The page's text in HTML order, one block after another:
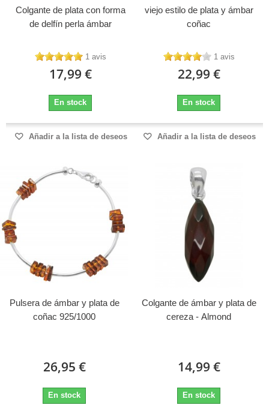
Colgante de plata con forma
de delfín perla ámbar
1 avis
17,99 €
En stock
Añadir a la lista de deseos
viejo estilo de plata y ámbar
coñac
1 avis
22,99 €
En stock
Añadir a la lista de deseos
Pulsera de ámbar y plata de
coñac 925/1000
26,95 €
En stock
Colgante de ámbar y plata de
cereza - Almond
14,99 €
En stock